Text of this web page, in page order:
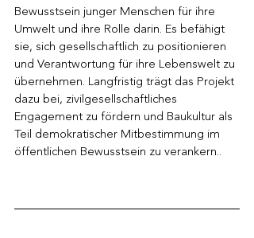
Bewusstsein junger Menschen für ihre
Umwelt und ihre Rolle darin. Es befähigt
sie, sich gesellschaftlich zu positionieren
und Verantwortung für ihre Lebenswelt zu
übernehmen. Langfristig trägt das Projekt
dazu bei, zivilgesellschaftliches
Engagement zu fördern und Baukultur als
Teil demokratischer Mitbestimmung im
öffentlichen Bewusstsein zu verankern..